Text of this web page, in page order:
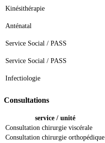
Kinésithérapie
Anténatal
Service Social / PASS
Service Social / PASS
Infectiologie
Consultations
service / unité
Consultation chirurgie viscérale
Consultation chirurgie orthopédique